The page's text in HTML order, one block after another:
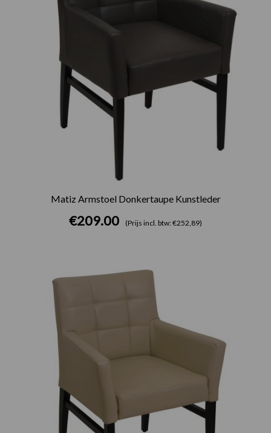
Matiz Armstoel Donkertaupe Kunstleder
€209.00 (Prijs incl. btw: €252,89)